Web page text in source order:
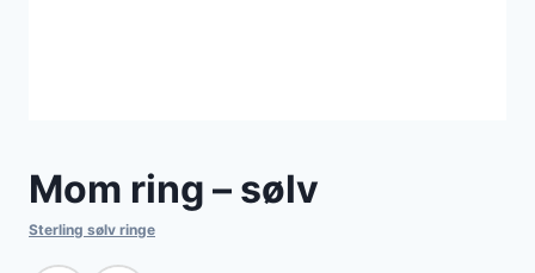
Mom ring – sølv
Sterling sølv ringe